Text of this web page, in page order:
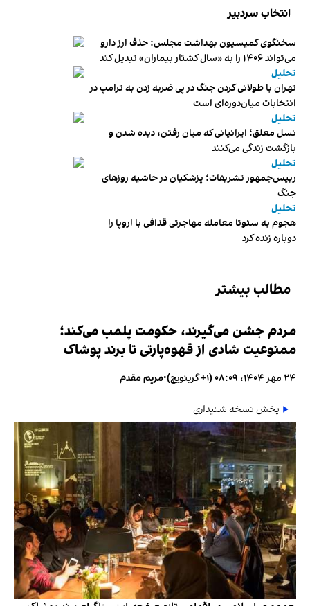
انتخاب سردبیر
سخنگوی کمیسیون بهداشت مجلس: حذف ارز دارو
می‌تواند ۱۴۰۶ را به «سال کشتار بیماران» تبدیل کند
تحلیل
تهران با طولانی کردن جنگ در پی ضربه زدن به ترامپ در
انتخابات میان‌دوره‌ای است
تحلیل
نسل معلق؛ ایرانیانی که میان رفتن، دیده شدن و
بازگشت زندگی می‌کنند
تحلیل
رییس‌جمهور تشریفات؛ پزشکیان در حاشیه روزهای
جنگ
تحلیل
هجوم به سئوتا معامله مهاجرتی قذافی با اروپا را
دوباره زنده کرد
مطالب بیشتر
مردم جشن می‌گیرند، حکومت پلمب می‌کند؛
ممنوعیت شادی از قهوه‌پارتی تا برند پوشاک
۲۴ مهر ۱۴۰۴، ۰۸:۰۹ (‎+۱ گرینویچ) •مریم مقدم
پخش نسخه شنیداری